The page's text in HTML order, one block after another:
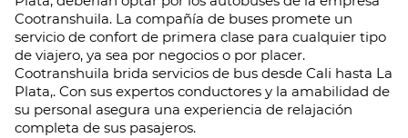
Cootranshuila. La compañía de buses promete un
servicio de confort de primera clase para cualquier tipo
de viajero, ya sea por negocios o por placer.
Cootranshuila brida servicios de bus desde Cali hasta La
Plata,. Con sus expertos conductores y la amabilidad de
su personal asegura una experiencia de relajación
completa de sus pasajeros.